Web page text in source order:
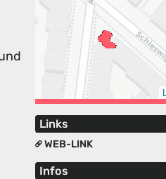
Links
WEB-LINK
Infos